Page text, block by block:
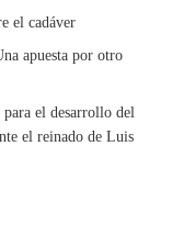
el cadáver
apuesta por otro
el desarrollo del
el reinado de Luis